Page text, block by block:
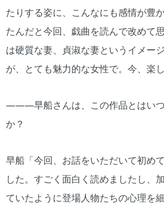
たりする姿に、こんなにも感情が豊
たんだと今回、戯曲を読んで改めて
は硬質な妻、貞淑な妻というイメー
が、とても魅力的な女性で。今、楽
―――早船さんは、この作品とはい
か？
早船「今回、お話をいただいて初め
した。すごく面白く読めましたし、
ていたように登場人物たちの心理を